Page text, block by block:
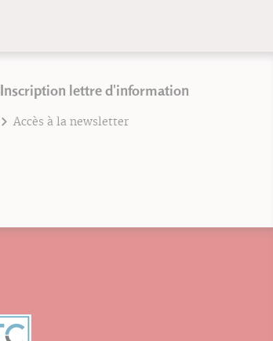
Inscription lettre d'information
Accès à la newsletter